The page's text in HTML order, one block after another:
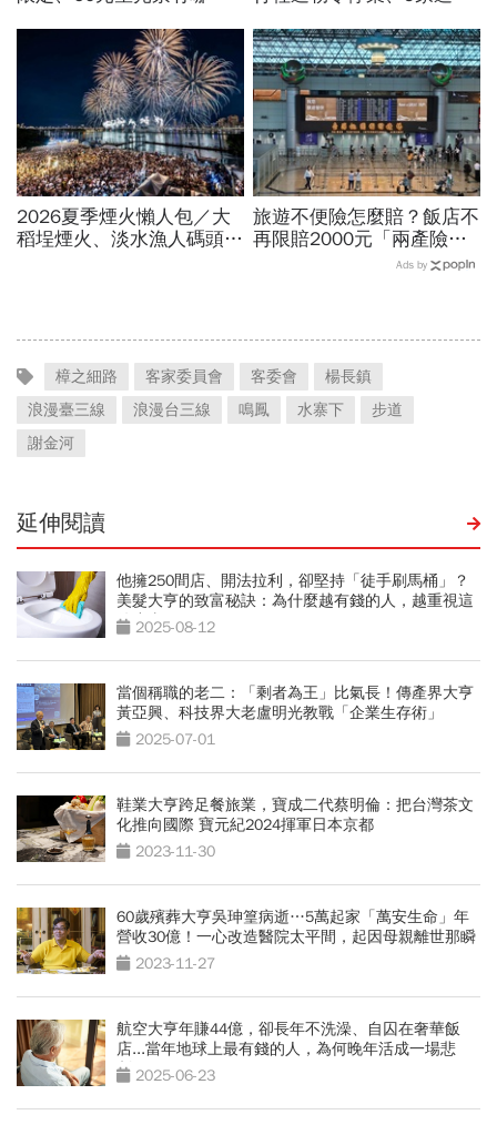
間、門票、最佳遊園路線總
單曝光
2026夏季煙火懶人包／大
稻埕煙火、淡水漁人碼頭、
旅遊不便險怎麼賠？飯店不
再限賠2000元「兩產險」
跟進！機票住宿餐費收據怎
Ads by
樟之細路 客家委員會 客委會
楊長鎮
浪漫臺三線
浪漫台三線 鳴鳳 水寨下
步道
謝金河
延伸閱讀
他擁250間店、開法拉利，卻堅持「徒手刷馬桶」？
美髮大亨的致富秘訣：為什麼越有錢的人，越重視這
件小事
2025-08-12
當個稱職的老二：「剩者為王」比氣長！傳產界大亨
黃亞興、科技界大老盧明光教戰「企業生存術」
2025-07-01
鞋業大亨跨足餐旅業，寶成二代蔡明倫：把台灣茶文
化推向國際 寶元紀2024揮軍日本京都
2023-11-30
60歲殯葬大亨吳珅篁病逝…5萬起家「萬安生命」年
營收30億！一心改造醫院太平間，起因母親離世那瞬
間 2023-11-27
航空大亨年賺44億，卻長年不洗澡、自囚在奢華飯
店...當年地球上最有錢的人，為何晚年活成一場悲
劇？2025-06-23